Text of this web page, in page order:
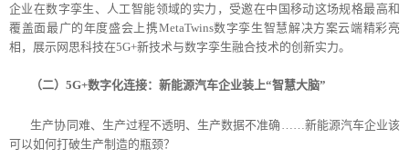
企业在数字孪生、人工智能领域的实力，受邀在中国移动这场规格最高和
覆盖面最广的年度盛会上携MetaTwins数字孪生智慧解决方案云端精彩亮
相，展示网思科技在5G+新技术与数字孪生融合技术的创新实力。
（二）5G+数字化连接：新能源汽车企业装上“智慧大脑”
生产协同难、生产过程不透明、生产数据不准确……新能源汽车企业该
可以如何打破生产制造的瓶颈？